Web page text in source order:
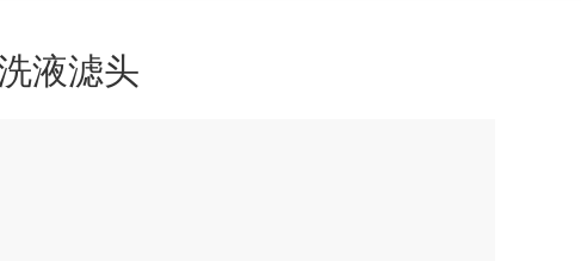
液滤头